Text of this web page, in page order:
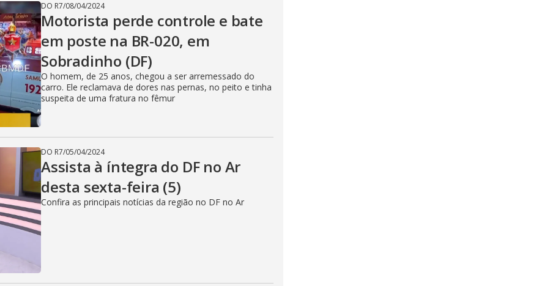
DO R7/08/04/2024
Motorista perde controle e bate
em poste na BR-020, em
Sobradinho (DF)
O homem, de 25 anos, chegou a ser arremessado do
carro. Ele reclamava de dores nas pernas, no peito e tinha
suspeita de uma fratura no fêmur
DO R7/05/04/2024
Assista à íntegra do DF no Ar
desta sexta-feira (5)
Confira as principais notícias da região no DF no Ar